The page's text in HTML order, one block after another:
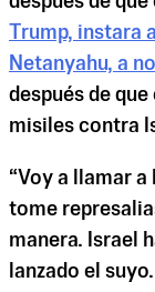
Trump,
Netanyahu, a
después de
misiles contra
“Voy a llamar
tome
manera. Israel
lanzado el